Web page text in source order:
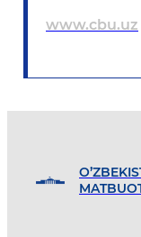
www.cbu.uz